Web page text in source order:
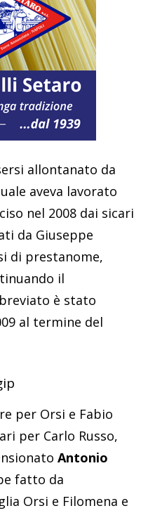
allontanato da
aveva lavorato
nel 2008 dai sicari
da Giuseppe
di prestanome,
il
è stato
al termine del
per Orsi e Fabio
per Carlo Russo,
Antonio
fatto da
Orsi e Filomena e